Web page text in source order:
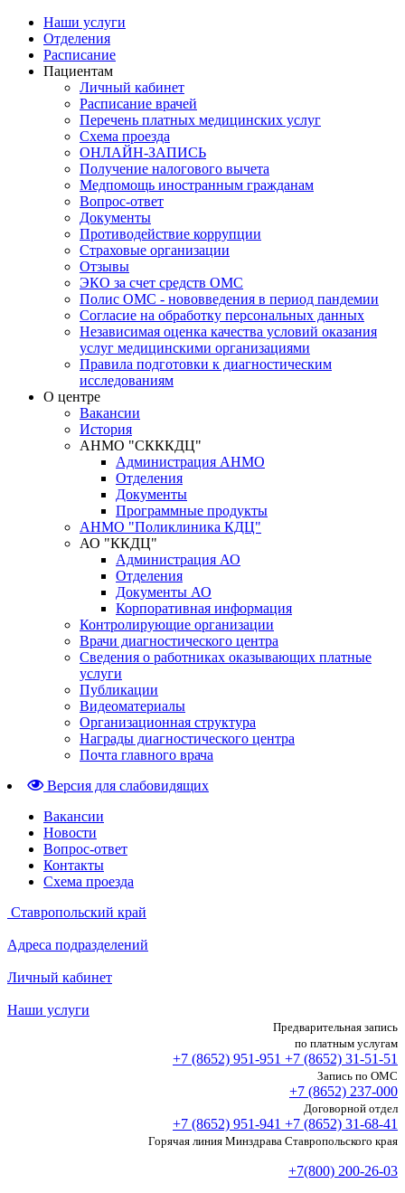
Наши услуги
Отделения
Расписание
Пациентам
Личный кабинет
Расписание врачей
Перечень платных медицинских услуг
Схема проезда
ОНЛАЙН-ЗАПИСЬ
Получение налогового вычета
Медпомощь иностранным гражданам
Вопрос-ответ
Документы
Противодействие коррупции
Страховые организации
Отзывы
ЭКО за счет средств ОМС
Полис ОМС - нововведения в период пандемии
Согласие на обработку персональных данных
Независимая оценка качества условий оказания
услуг медицинскими организациями
Правила подготовки к диагностическим
исследованиям
О центре
Вакансии
История
АНМО "СКККДЦ"
Администрация АНМО
Отделения
Документы
Программные продукты
АНМО "Поликлиника КДЦ"
АО "ККДЦ"
Администрация АО
Отделения
Документы АО
Корпоративная информация
Контролирующие организации
Врачи диагностического центра
Сведения о работниках оказывающих платные
услуги
Публикации
Видеоматериалы
Организационная структура
Награды диагностического центра
Почта главного врача
Версия для слабовидящих
Вакансии
Новости
Вопрос-ответ
Контакты
Схема проезда
Ставропольский край
Адреса подразделений
Личный кабинет
Наши услуги
Предварительная запись
по платным услугам
+7 (8652) 951-951 +7 (8652) 31-51-51
Запись по ОМС
+7 (8652) 237-000
Договорной отдел
+7 (8652) 951-941 +7 (8652) 31-68-41
Горячая линия Минздрава Ставропольского края
+7(800) 200-26-03